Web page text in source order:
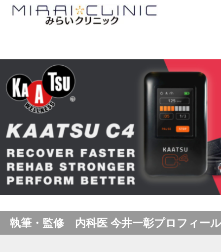
執筆・監修 内科医 今井一彰プロフィール